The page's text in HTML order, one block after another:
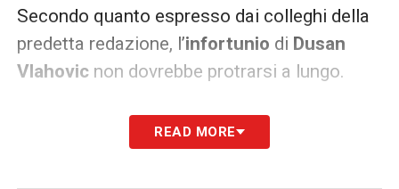
Secondo quanto espresso dai colleghi della
predetta redazione, l’infortunio di Dusan
Vlahovicnon dovrebbe protrarsi a lungo.
mancheràper la sfida contro il
, ma potrebbe recuperare a stretto
READ MORE